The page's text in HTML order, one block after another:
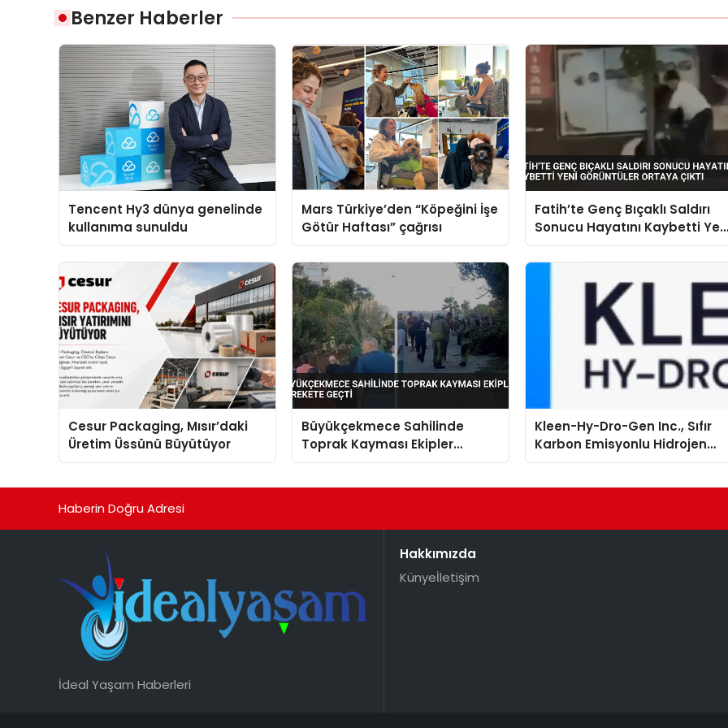
Benzer Haberler
Tencent Hy3 dünya genelinde
kullanıma sunuldu
Mars Türkiye’den “Köpeğini İşe
Götür Haftası” çağrısı
Fatih’te Genç Bıçaklı Saldırı
Sonucu Hayatını Kaybetti
Görüntüler Ortaya Çıktı
Cesur Packaging, Mısır’daki
Üretim Üssünü Büyütüyor
Büyükçekmece Sahilinde
Toprak Kayması Ekipler
Harekete Geçti
Kleen-Hy-Dro-Gen Inc., Sıfır
Karbon Emisyonlu Hidrojen
Isıtma Teknolojisinde ISO ve
Haberin Doğru Adresi
İdeal Yaşam Haberleri
Hakkımızda
Künyeİletişim